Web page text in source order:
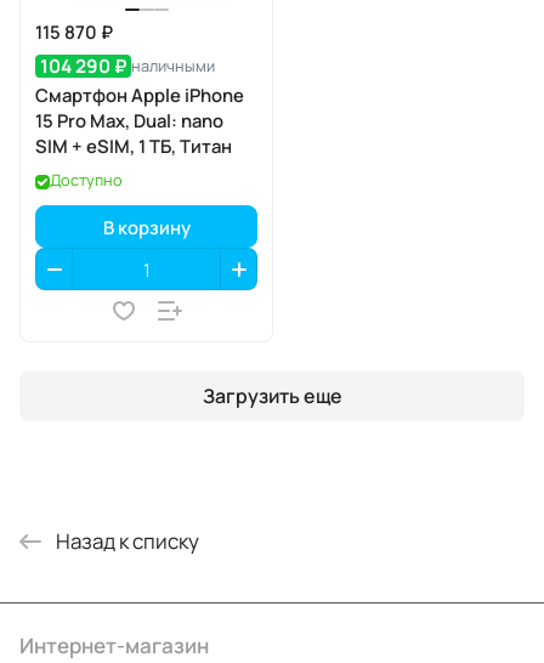
115 870 ₽
104 290 ₽ наличными
Смартфон Apple iPhone
15 Pro Max, Dual: nano
SIM + eSIM, 1 ТБ, Титан
Доступно
В корзину
Загрузить еще
Назад к списку
Интернет-магазин